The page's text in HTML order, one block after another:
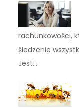
rachunkowości,
śledzenie
Jest…